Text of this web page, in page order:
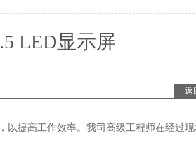
LED显示屏
返
提高工作效率。我司高级工程师在经过现